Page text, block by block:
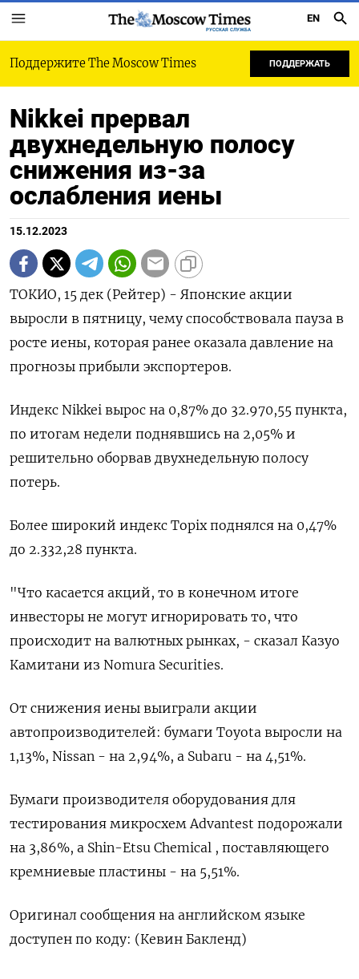
РУССКАЯ СЛУЖБА
EN
Поддержите The Moscow Times ПОДДЕРЖАТЬ
Nikkei прервал
двухнедельную полосу
снижения из-за
ослабления иены
15.12.2023
ТОКИО, 15 дек (Рейтер) - Японские акции
выросли в пятницу, чему способствовала пауза в
росте иены, которая ранее оказала давление на
прогнозы прибыли экспортеров.
Индекс Nikkei вырос на 0,87% до 32.970,55 пункта,
по итогам недели поднявшись на 2,05% и
решительно оборвав двухнедельную полосу
потерь.
Более широкий индекс Topix поднялся на 0,47%
до 2.332,28 пункта.
"Что касается акций, то в конечном итоге
инвесторы не могут игнорировать то, что
происходит на валютных рынках, - сказал Казуо
Камитани из Nomura Securities.
От снижения иены выиграли акции
автопроизводителей: бумаги Toyota выросли на
1,13%, Nissan - на 2,94%, а Subaru - на 4,51%.
Бумаги производителя оборудования для
тестирования микросхем Advantest подорожали
на 3,86%, а Shin-Etsu Chemical , поставляющего
кремниевые пластины - на 5,51%.
Оригинал сообщения на английском языке
доступен по коду: (Кевин Бакленд)